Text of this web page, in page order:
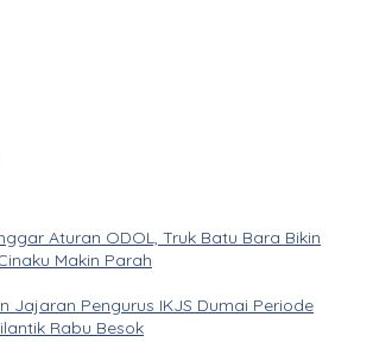
Aturan ODOL, Truk Batu Bara Bikin
Makin Parah
Jajaran Pengurus IKJS Dumai Periode
Rabu Besok